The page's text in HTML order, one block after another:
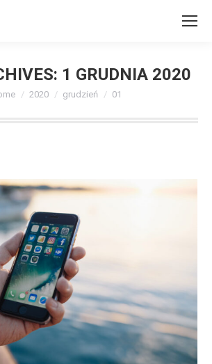
1 GRUDNIA 2020
are here:
2020 grudzień 01